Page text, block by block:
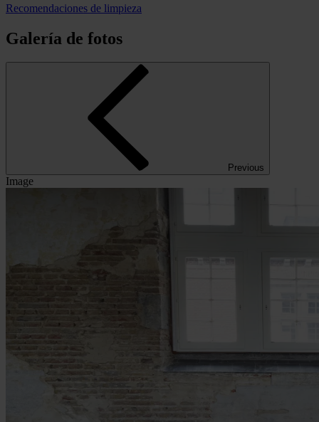
Recomendaciones de limpieza
Galería de fotos
Previous
Image